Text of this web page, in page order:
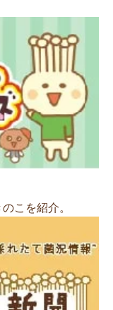
こを紹介。